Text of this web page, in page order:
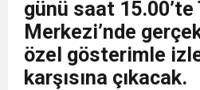
günü saat
Merkezi’nde
özel gösterimle
karşısına çıkacak.